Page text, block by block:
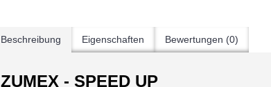
Beschreibung Eigenschaften Bewertungen (0)
ZUMEX - SPEED UP